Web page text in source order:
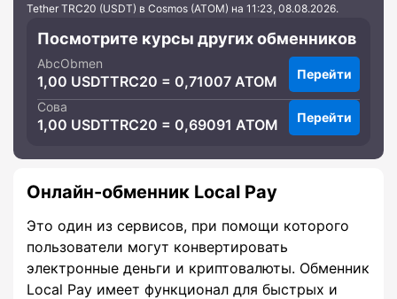
Tether TRC20 (USDT) в Cosmos (ATOM) на 11:23, 08.08.2026.
Посмотрите курсы других обменников
AbcObmen
1,00 USDTTRC20 = 0,71007 ATOM Перейти
Сова
1,00 USDTTRC20 = 0,69091 ATOM Перейти
Онлайн-обменник Local Pay
Это один из сервисов, при помощи которого
пользователи могут конвертировать
электронные деньги и криптовалюты. Обменник
Local Pay имеет функционал для быстрых и